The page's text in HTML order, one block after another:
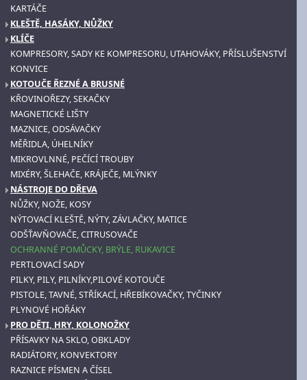
KARTÁČE
KLEŠTĚ, HASÁKY, NŮŽKY
KLÍČE
KOMPRESORY, SADY KE KOMPRESORU, UTAHOVÁKY, PŘÍSLUŠENSTVÍ
KONVICE
KOTOUČE ŘEZNÉ A BRUSNÉ
KŘOVINOŘEZY, SEKAČKY
MAGNETICKÉ LIŠTY
MAZNICE, ODSÁVAČKY
MĚŘIDLA, ÚHELNÍKY
MIKROVLNNÉ, PEČÍCÍ TROUBY
MIXÉRY, ŠLEHAČE, KRÁJEČE, MLÝNKY
NÁSTROJE DO DŘEVA
NŮŽKY, NOŽE, KOSY
NÝTOVACÍ KLEŠTĚ, NÝTY, ZÁVLAČKY, MATICE
ODŠŤAVŇOVAČE, CITRUSOVAČE
OCHRANNÉ POMŮCKY, BRÝLE, RUKAVICE
PERTLOVACÍ SADY
PILKY, PILY, PILNÍKY,PILOVÉ KOTOUČE
PISTOLE, TAVNÉ, STŘÍKACÍ, HŘEBÍKOVAČKY, TYČINKY
PLYNOVÉ HOŘÁKY
PRO DĚTI, HRY, KOLONOŽKY
PŘÍSAVKY NA SKLO, OBKLADY
RADIÁTORY, KONVEKTORY
RAZNICE PÍSMEN A ČÍSEL